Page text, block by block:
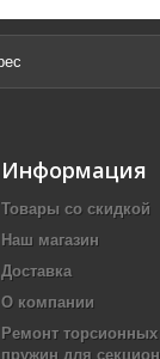
Информация
Товары со скидкой
Наш магазин
Доставка
О компании
Ремонт торсионных
пружин для